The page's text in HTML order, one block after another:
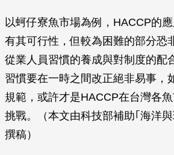
以蚵仔寮魚市場為例，HACCP的
有其可行性，但較為困難的部分恐
從業人員習慣的養成與對制度的配
習慣要在一時之間改正絕非易事，
規範，或許才是HACCP在台灣各
挑戰。（本文由科技部補助｢海洋
撰稿）